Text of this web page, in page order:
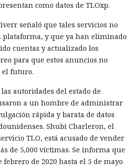
como datos de TLOxp.
señaló que tales servicios no
y que ya han eliminado
cuentas y actualizado los
para que estos anuncios no
el futuro.
autoridades del estado de
a un hombre de administrar
rápida y barata de datos
Shubi Charleron, el
TLO, está acusado de vender
de 5,000 víctimas. Se informa que
de 2020 hasta el 5 de mayo